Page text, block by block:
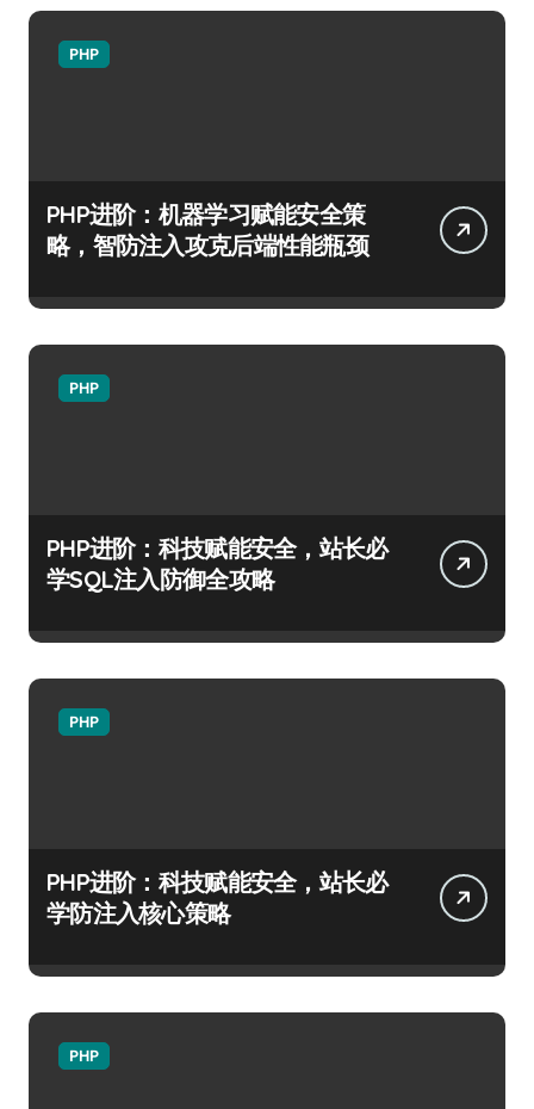
PHP
PHP进阶：机器学习赋能安全策
略，智防注入攻克后端性能瓶颈
PHP
PHP进阶：科技赋能安全，站长必
学SQL注入防御全攻略
PHP
PHP进阶：科技赋能安全，站长必
学防注入核心策略
PHP